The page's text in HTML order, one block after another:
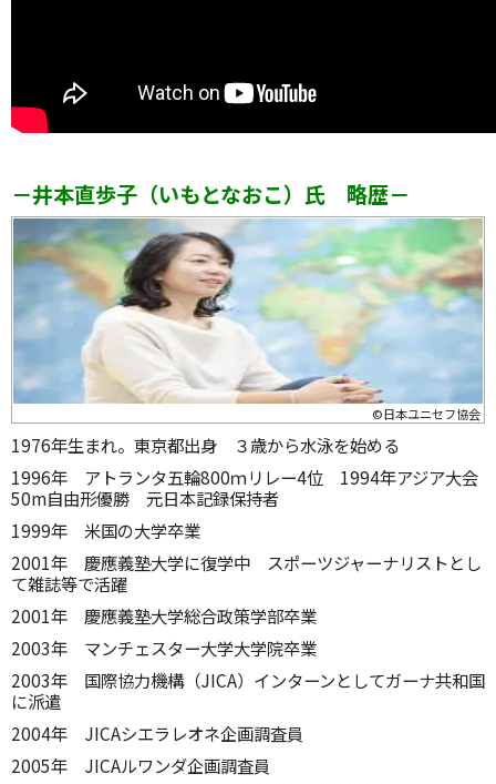
－井本直歩子（いもとなおこ）氏 略歴－
©日本ユニセフ協会
1976年生まれ。東京都出身 ３歳から水泳を始める
1996年 アトランタ五輪800ｍリレー4位 1994年アジア大会
50m自由形優勝 元日本記録保持者
1999年 米国の大学卒業
2001年 慶應義塾大学に復学中 スポーツジャーナリストとし
て雑誌等で活躍
2001年 慶應義塾大学総合政策学部卒業
2003年 マンチェスター大学大学院卒業
2003年 国際協力機構（JICA）インターンとしてガーナ共和国
に派遣
2004年 JICAシエラレオネ企画調査員
2005年 JICAルワンダ企画調査員